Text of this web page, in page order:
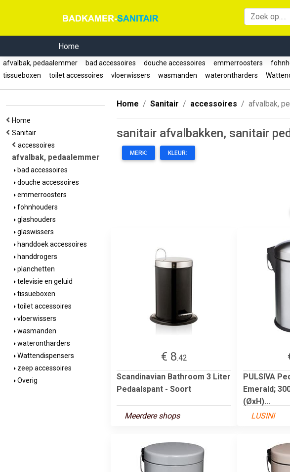
Home
afvalbak, pedaalemmer bad accessoires douche accessoires emmerroosters
tissueboxen
toilet accessoires vloerwissers wasmanden waterontharders
Home
Sanitair
accessoires
afvalbak, pedaalemmer
bad accessoires
douche accessoires
emmerroosters
fohnhouders
glashouders
glaswissers
handdoek accessoires
handdrogers
planchetten
televisie en geluid
tissueboxen
toilet accessoires
vloerwissers
wasmanden
waterontharders
Wattendispensers
zeep accessoires
Overig
Home Sanitair accessoires afvalbak,
sanitair afvalbakken, sanitair
MERK: KLEUR:
€ 8.42
Scandinavian Bathroom 3 Liter
Pedaalspant - Soort
Meerdere shops
PULSIVA
Emerald;
(ØxH)...
LUSINI